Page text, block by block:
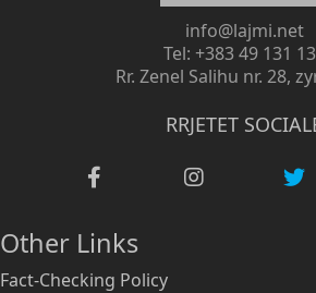
info@lajmi.net
Tel: +383 49 131
Rr. Zenel Salihu nr. 28,
RRJETET
Other Links
Fact-Checking Policy